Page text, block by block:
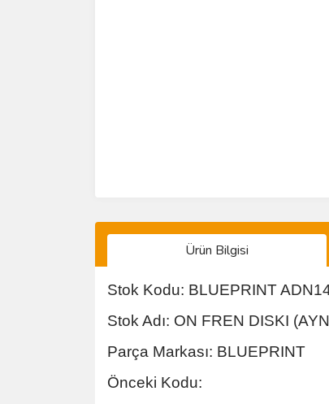
Ürün Bilgisi
Stok Kodu: BLUEPRINT
Stok Adı: ON FREN DISKI
Parça Markası: BLUEPRINT
Önceki Kodu: